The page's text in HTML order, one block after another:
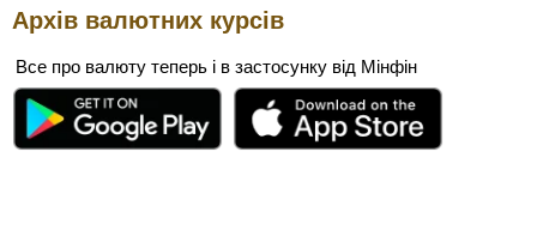
Архів валютних курсів
Все про валюту теперь і в застосунку від Мінфін